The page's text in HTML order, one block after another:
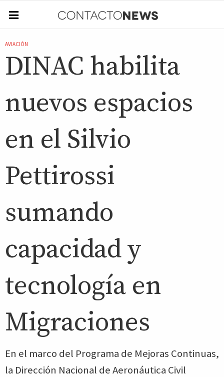
AVIACIÓN
DINAC habilita
nuevos espacios
en el Silvio
Pettirossi
sumando
capacidad y
tecnología en
Migraciones
En el marco del Programa de Mejoras Continuas,
la Dirección Nacional de Aeronáutica Civil